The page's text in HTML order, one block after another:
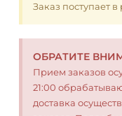
Заказ поступает
ОБРАТИТЕ
Прием заказов
21:00
доставка